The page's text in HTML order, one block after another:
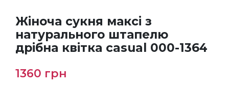
Жіноча сукня максі з
натурального штапелю
дрібна квітка casual 000-1364
1360 грн